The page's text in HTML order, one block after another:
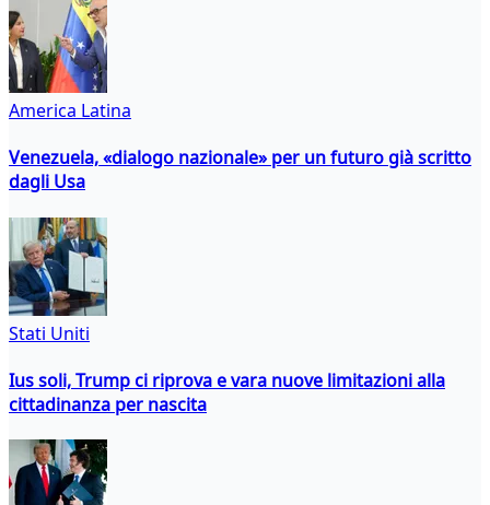
America Latina
Venezuela, «dialogo nazionale» per un futuro già scritto
dagli Usa
Stati Uniti
Ius soli, Trump ci riprova e vara nuove limitazioni alla
cittadinanza per nascita